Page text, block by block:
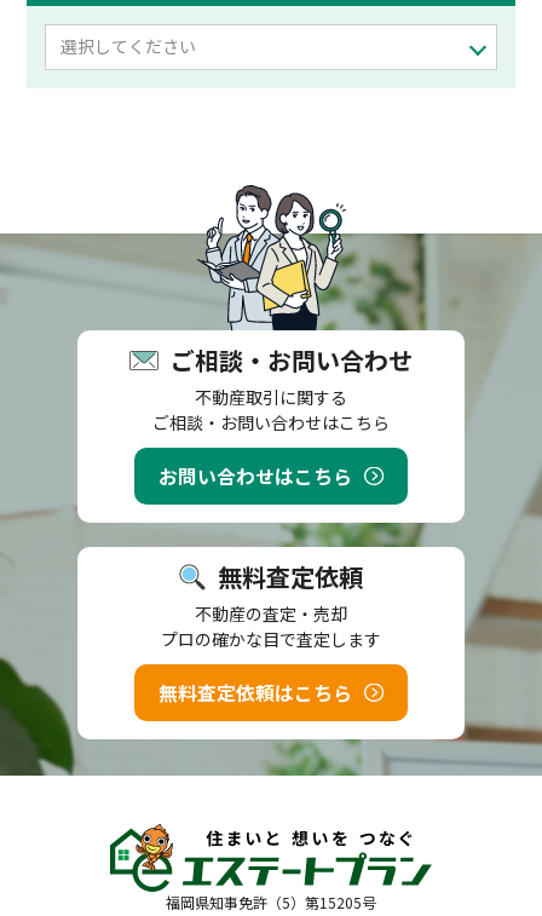
選択してください
ご相談・お問い合わせ
不動産取引に関する
ご相談・お問い合わせはこちら
お問い合わせはこちら
無料査定依頼
不動産の査定・売却
プロの確かな目で査定します
無料査定依頼はこちら
福岡県知事免許（5）第15205号